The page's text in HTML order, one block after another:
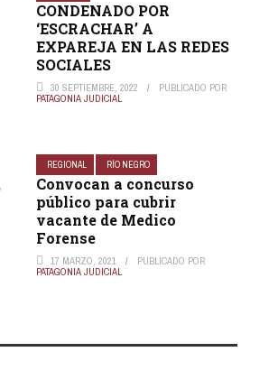
CONDENADO POR
‘ESCRACHAR’ A
EXPAREJA EN LAS REDES
SOCIALES
30 SEPTIEMBRE, 2022
PUBLICADO POR
PATAGONIA JUDICIAL
REGIONAL RÍO NEGRO
Convocan a concurso
público para cubrir
vacante de Medico
Forense
17 MARZO, 2021
PUBLICADO POR
PATAGONIA JUDICIAL